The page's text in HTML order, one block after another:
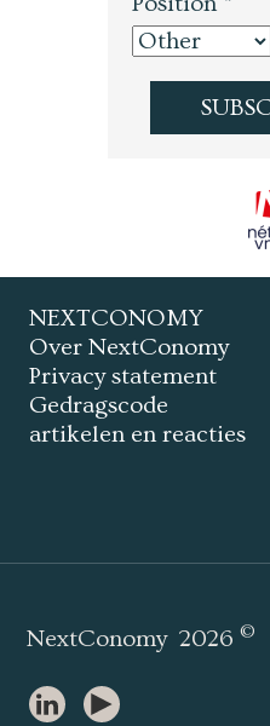
NEXTCONOMY
Over NextConomy
Privacy statement
Gedragscode
artikelen en reacties
NextConomy 2026©